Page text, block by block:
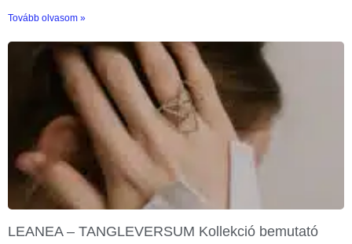
Tovább olvasom »
LEANEA – TANGLEVERSUM Kollekció bemutató